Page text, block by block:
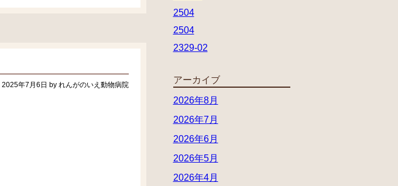
2025年7月6日 by れんがのいえ動物病院
2504
2504
2329-02
アーカイブ
2026年8月
2026年7月
2026年6月
2026年5月
2026年4月